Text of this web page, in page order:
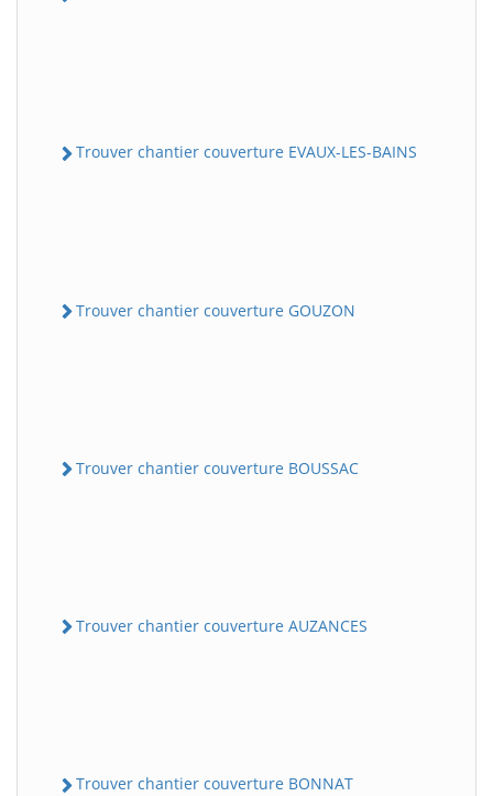
Trouver chantier couverture EVAUX-LES-BAINS
Trouver chantier couverture GOUZON
Trouver chantier couverture BOUSSAC
Trouver chantier couverture AUZANCES
Trouver chantier couverture BONNAT